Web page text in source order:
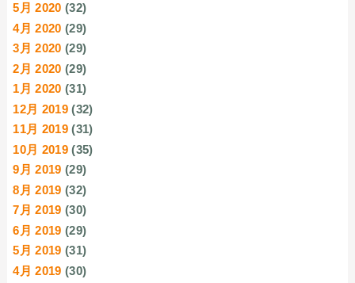
5月 2020 (32)
4月 2020 (29)
3月 2020 (29)
2月 2020 (29)
1月 2020 (31)
12月 2019 (32)
11月 2019 (31)
10月 2019 (35)
9月 2019 (29)
8月 2019 (32)
7月 2019 (30)
6月 2019 (29)
5月 2019 (31)
4月 2019 (30)